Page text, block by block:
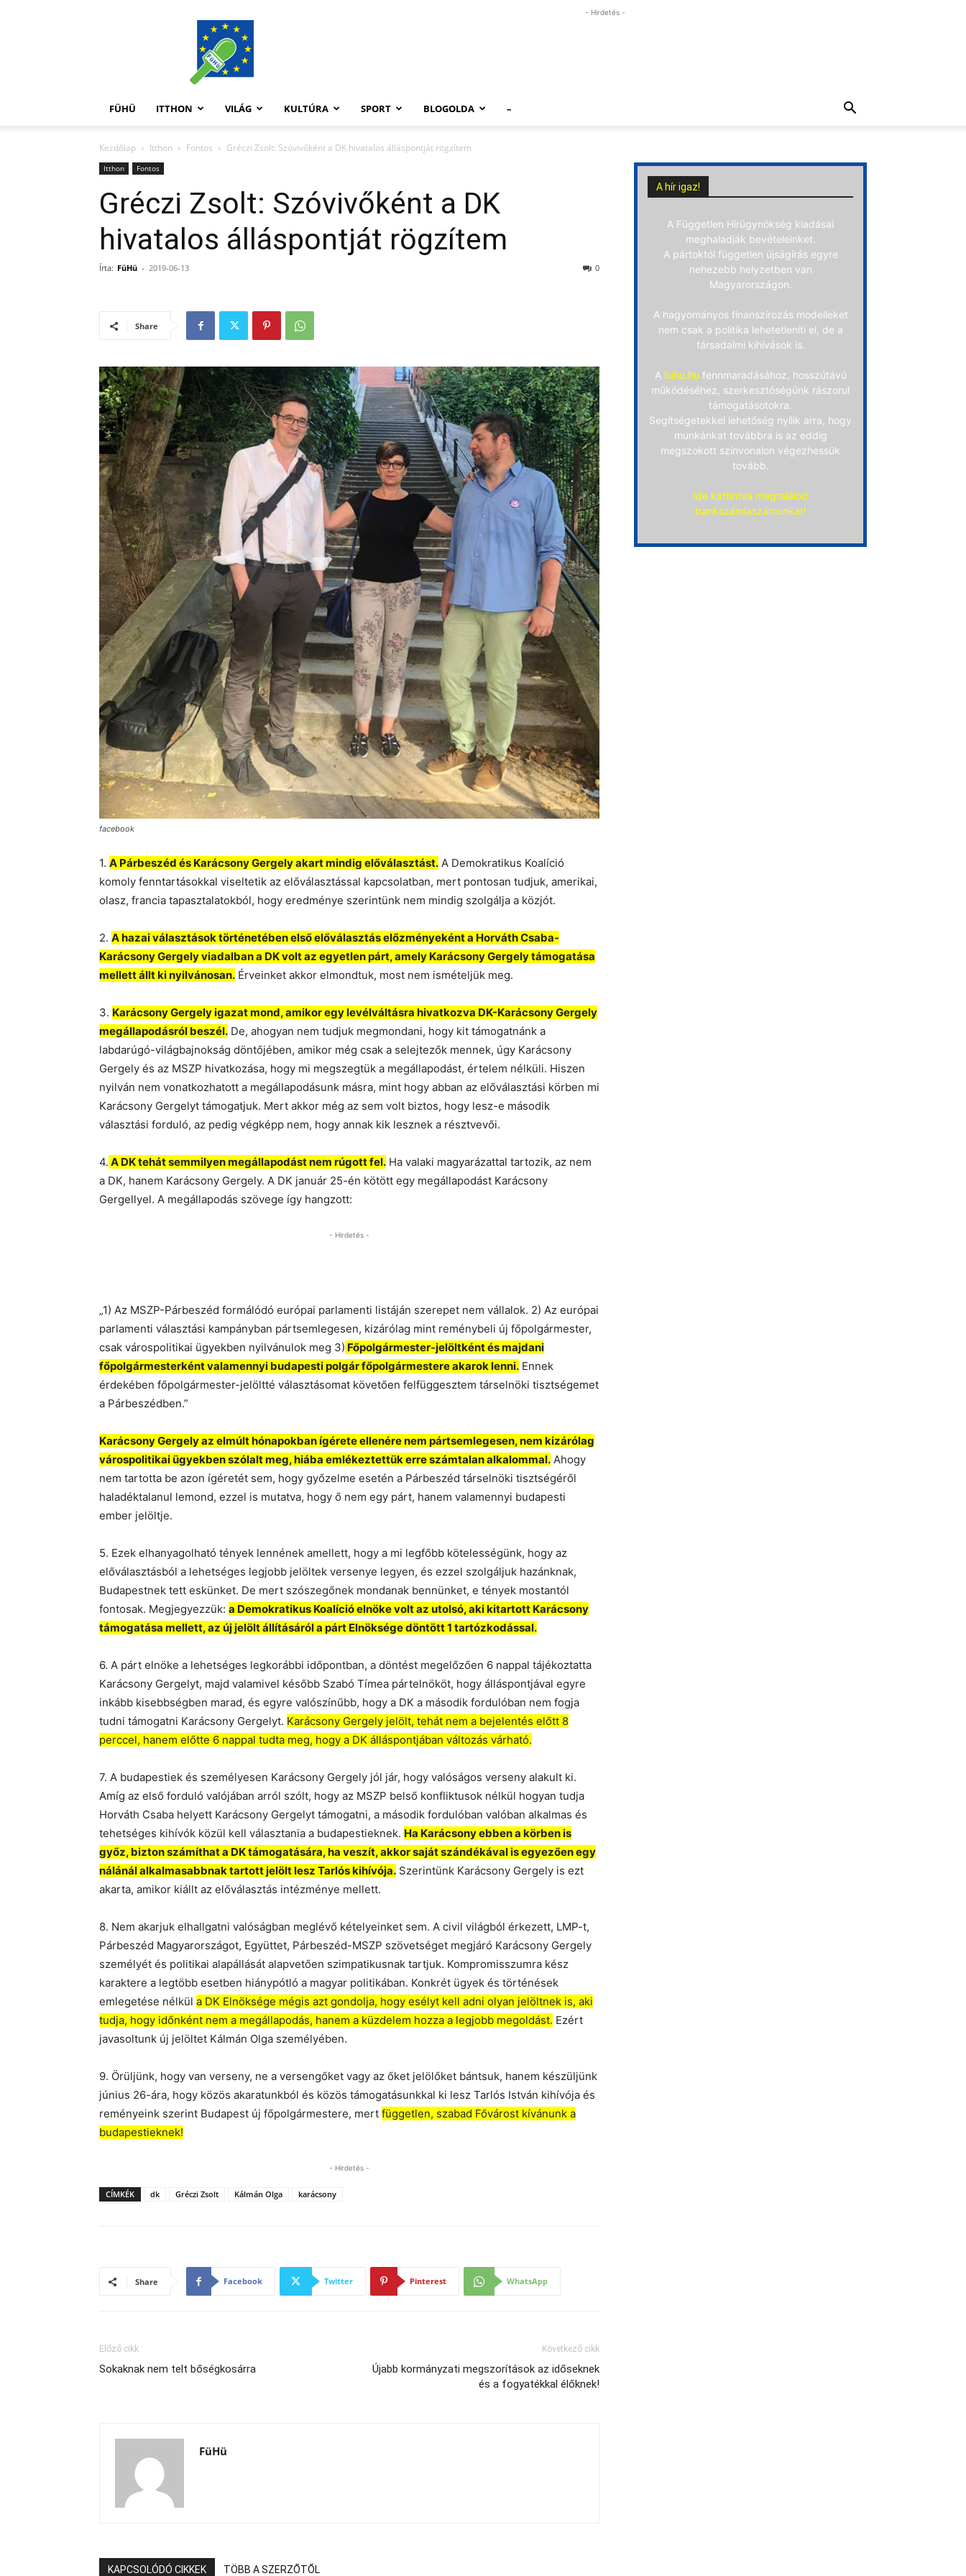
FüHü
- Hirdetés -
FÜHÜ ITTHON VILÁG KULTÚRA SPORT BLOGOLDA –
Kezdőlap Itthon Fontos Gréczi Zsolt: Szóvivőként a DK hivatalos álláspontját rögzítem
Itthon Fontos
Gréczi Zsolt: Szóvivőként a DK
hivatalos álláspontját rögzítem
Írta: FüHü - 2019-06-13 0
Share
facebook
1. A Párbeszéd és Karácsony Gergely akart mindig előválasztást. A Demokratikus Koalíció
komoly fenntartásokkal viseltetik az előválasztással kapcsolatban, mert pontosan tudjuk, amerikai,
olasz, francia tapasztalatokból, hogy eredménye szerintünk nem mindig szolgálja a közjót.
2. A hazai választások történetében első előválasztás előzményeként a Horváth Csaba-
Karácsony Gergely viadalban a DK volt az egyetlen párt, amely Karácsony Gergely támogatása
mellett állt ki nyilvánosan. Érveinket akkor elmondtuk, most nem ismételjük meg.
3. Karácsony Gergely igazat mond, amikor egy levélváltásra hivatkozva DK-Karácsony Gergely
megállapodásról beszél. De, ahogyan nem tudjuk megmondani, hogy kit támogatnánk a
labdarúgó-világbajnokság döntőjében, amikor még csak a selejtezők mennek, úgy Karácsony
Gergely és az MSZP hivatkozása, hogy mi megszegtük a megállapodást, értelem nélküli. Hiszen
nyilván nem vonatkozhatott a megállapodásunk másra, mint hogy abban az előválasztási körben mi
Karácsony Gergelyt támogatjuk. Mert akkor még az sem volt biztos, hogy lesz-e második
választási forduló, az pedig végképp nem, hogy annak kik lesznek a résztvevői.
4. A DK tehát semmilyen megállapodást nem rúgott fel. Ha valaki magyarázattal tartozik, az nem
a DK, hanem Karácsony Gergely. A DK január 25-én kötött egy megállapodást Karácsony
Gergellyel. A megállapodás szövege így hangzott:
- Hirdetés -
„1) Az MSZP-Párbeszéd formálódó európai parlamenti listáján szerepet nem vállalok. 2) Az európai
parlamenti választási kampányban pártsemlegesen, kizárólag mint reménybeli új főpolgármester,
csak várospolitikai ügyekben nyilvánulok meg 3) Főpolgármester-jelöltként és majdani
főpolgármesterként valamennyi budapesti polgár főpolgármestere akarok lenni. Ennek
érdekében főpolgármester-jelöltté választásomat követően felfüggesztem társelnöki tisztségemet
a Párbeszédben.”
Karácsony Gergely az elmúlt hónapokban ígérete ellenére nem pártsemlegesen, nem kizárólag
várospolitikai ügyekben szólalt meg, hiába emlékeztettük erre számtalan alkalommal. Ahogy
nem tartotta be azon ígéretét sem, hogy győzelme esetén a Párbeszéd társelnöki tisztségéről
haladéktalanul lemond, ezzel is mutatva, hogy ő nem egy párt, hanem valamennyi budapesti
ember jelöltje.
5. Ezek elhanyagolható tények lennének amellett, hogy a mi legfőbb kötelességünk, hogy az
előválasztásból a lehetséges legjobb jelöltek versenye legyen, és ezzel szolgáljuk hazánknak,
Budapestnek tett eskünket. De mert szószegőnek mondanak bennünket, e tények mostantól
fontosak. Megjegyezzük: a Demokratikus Koalíció elnöke volt az utolsó, aki kitartott Karácsony
támogatása mellett, az új jelölt állításáról a párt Elnöksége döntött 1 tartózkodással.
6. A párt elnöke a lehetséges legkorábbi időpontban, a döntést megelőzően 6 nappal tájékoztatta
Karácsony Gergelyt, majd valamivel később Szabó Tímea pártelnököt, hogy álláspontjával egyre
inkább kisebbségben marad, és egyre valószínűbb, hogy a DK a második fordulóban nem fogja
tudni támogatni Karácsony Gergelyt. Karácsony Gergely jelölt, tehát nem a bejelentés előtt 8
perccel, hanem előtte 6 nappal tudta meg, hogy a DK álláspontjában változás várható.
7. A budapestiek és személyesen Karácsony Gergely jól jár, hogy valóságos verseny alakult ki.
Amíg az első forduló valójában arról szólt, hogy az MSZP belső konfliktusok nélkül hogyan tudja
Horváth Csaba helyett Karácsony Gergelyt támogatni, a második fordulóban valóban alkalmas és
tehetséges kihívók közül kell választania a budapestieknek. Ha Karácsony ebben a körben is
győz, bizton számíthat a DK támogatására, ha veszít, akkor saját szándékával is egyezően egy
nálánál alkalmasabbnak tartott jelölt lesz Tarlós kihívója. Szerintünk Karácsony Gergely is ezt
akarta, amikor kiállt az előválasztás intézménye mellett.
8. Nem akarjuk elhallgatni valóságban meglévő kételyeinket sem. A civil világból érkezett, LMP-t,
Párbeszéd Magyarországot, Együttet, Párbeszéd-MSZP szövetséget megjáró Karácsony Gergely
személyét és politikai alapállását alapvetően szimpatikusnak tartjuk. Kompromisszumra kész
karaktere a legtöbb esetben hiánypótló a magyar politikában. Konkrét ügyek és történések
emlegetése nélkül a DK Elnöksége mégis azt gondolja, hogy esélyt kell adni olyan jelöltnek is, aki
tudja, hogy időnként nem a megállapodás, hanem a küzdelem hozza a legjobb megoldást. Ezért
javasoltunk új jelöltet Kálmán Olga személyében.
9. Örüljünk, hogy van verseny, ne a versengőket vagy az őket jelölőket bántsuk, hanem készüljünk
június 26-ára, hogy közös akaratunkból és közös támogatásunkkal ki lesz Tarlós István kihívója és
reményeink szerint Budapest új főpolgármestere, mert független, szabad Fővárost kívánunk a
budapestieknek!
- Hirdetés -
CÍMKÉK dk Gréczi Zsolt Kálmán Olga karácsony
Share Facebook Twitter Pinterest WhatsApp
Előző cikk
Sokaknak nem telt bőségkosárra
Következő cikk
Újabb kormányzati megszorítások az időseknek
és a fogyatékkal élőknek!
FüHü
KAPCSOLÓDÓ CIKKEK TÖBB A SZERZŐTŐL
A hír igaz!
A Független Hírügynökség kiadásai
meghaladják bevételeinket.
A pártoktól független újságírás egyre
nehezebb helyzetben van
Magyarországon.
A hagyományos finanszírozás modelleket
nem csak a politika lehetetleníti el, de a
társadalmi kihívások is.
A fuhu.hu fennmaradásához, hosszútávú
működéséhez, szerkesztőségünk rászorul
támogatásotokra.
Segítségetekkel lehetőség nyílik arra, hogy
munkánkat továbbra is az eddig
megszokott színvonalon végezhessük
tovább.
Ide kattintva megtalálod
bankszámlaszámunkat!